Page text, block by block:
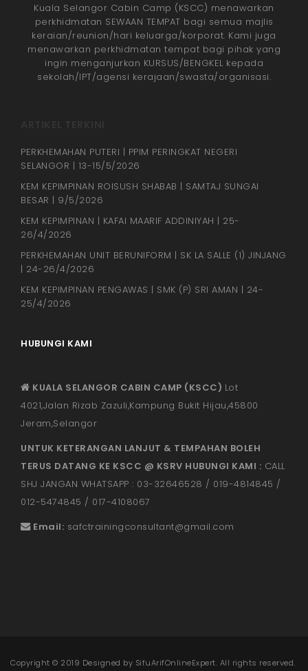
Kuala Selangor Cabin Camp (KSCC) menawarkan
perkhidmatan SEWAAN TEMPAT bagi semua majlis
keraian/reunion/hari keluarga/korporat. Kami juga
menawarkan perkhidmatan tempat bagi pihak yang
ingin menganjurkan KURSUS/BENGKEL kepada
sekolah/IPT/agensi kerajaan/swasta/organisasi.
PERKHEMAHAN PUTERI | PPIM PERINGKAT NEGERI
SELANGOR | 13-15/5/2026
KEM KEPIMPINAN ROISUSH SHABAB | SAMTAJ SUNGAI
BESAR | 9/5/2026
KEM KEPIMPINAN | KAFAI MAARIF ADDINIYAH | 25-
26/4/2026
PERKHEMAHAN UNIT BERUNIFORM | SK LA SALLE (1) JINJANG
| 24-26/4/2026
KEM KEPIMPINAN PENGAWAS | SMK (P) SRI AMAN | 24-
25/4/2026
HUBUNGI KAMI
KUALA SELANGOR CABIN CAMP (KSCC) Lot
4021,Jalan Rizab Zazuli,Kampung Bukit Hijau,45800
Jeram,Selangor
UNTUK KETERANGAN LANJUT & TEMPAHAN BOLEH
TERUS DATANG KE KSCC @ KSRV HUBUNGI KAMI : CALL
SHJ JANGAN WHATSAPP : 03-32646528 / 019-4814845 /
012-5474845 / 017-4108067
Email: safctrainingconsultant@gmail.com
Copyright © 2019 Designed by SifuArifOnlineExpert. All rights reserved.